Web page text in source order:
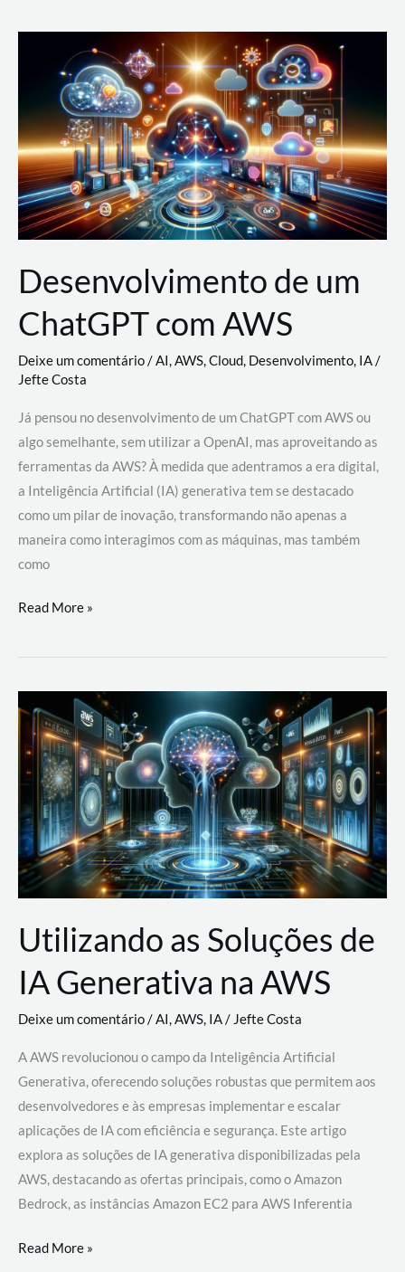
Nuvem:
Google
Cloud,
AWS
e
Azure
Desenvolvimento de um
ChatGPT com AWS
Deixe um comentário/AI,AWS,Cloud, Desenvolvimento, IA/
Jefte Costa
Já pensou no desenvolvimento de um ChatGPT com AWS ou
algo semelhante, sem utilizar a OpenAI, mas aproveitando as
ferramentas da AWS? À medida que adentramos a era digital,
a Inteligência Artificial (IA) generativa tem se destacado
como um pilar de inovação, transformando não apenas a
maneira como interagimos com as máquinas, mas também
como
Desenvolvimento
um
com
AWS
Read More »
Utilizando as Soluções de
IA Generativa na AWS
Deixe um comentário/AI,AWS, IA/Jefte Costa
A AWS revolucionou o campo da Inteligência Artificial
Generativa, oferecendo soluções robustas que permitem aos
desenvolvedores e às empresas implementar e escalar
aplicações de IA com eficiência e segurança. Este artigo
explora as soluções de IA generativa disponibilizadas pela
AWS, destacando as ofertas principais, como o Amazon
Bedrock, as instâncias Amazon EC2 para AWS Inferentia
Utilizando
Read More »